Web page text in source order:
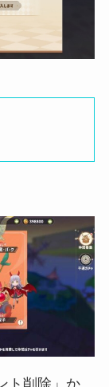
ト削除」か